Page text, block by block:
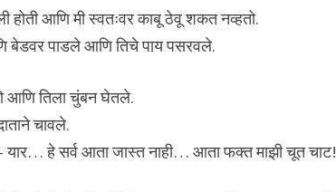
होती आणि मी स्वतःवर काबू ठेवू शकत नव्हतो.
बेडवर पाडले आणि तिचे पाय पसरवले.
आणि तिला चुंबन घेतले.
चावले.
यार… हे सर्व आता जास्त नाही… आता फक्त माझी चूत चाट!